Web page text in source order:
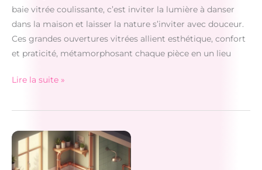
baie vitrée coulissante, c’est inviter la lumière à danser
dans la maison et laisser la nature s’inviter avec douceur.
Ces grandes ouvertures vitrées allient esthétique, confort
et praticité, métamorphosant chaque pièce en un lieu
choisir
baie
vitrée
coulissante
Lire la suite »